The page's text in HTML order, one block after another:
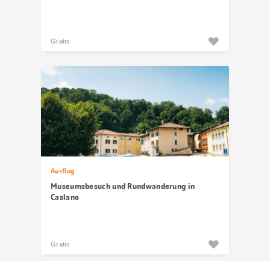
Gratis
Ausflug
Museumsbesuch und Rundwanderung in
Caslano
Gratis